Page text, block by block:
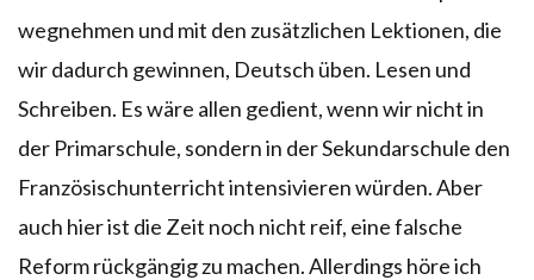
wegnehmen und mit den zusätzlichen Lektionen, die
wir dadurch gewinnen, Deutsch üben. Lesen und
Schreiben. Es wäre allen gedient, wenn wir nicht in
der Primarschule, sondern in der Sekundarschule den
Französischunterricht intensivieren würden. Aber
auch hier ist die Zeit noch nicht reif, eine falsche
Reform rückgängig zu machen. Allerdings höre ich